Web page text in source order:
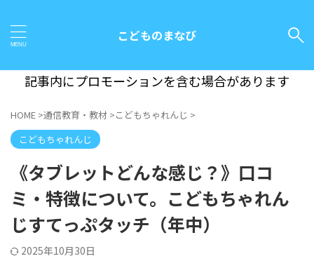
こどものまなび
記事内にプロモーションを含む場合があります
HOME >通信教育・教材 >こどもちゃれんじ >
こどもちゃれんじ
《タブレットどんな感じ？》口コ
ミ・特徴について。こどもちゃれん
じすてっぷタッチ（年中）
2025年10月30日